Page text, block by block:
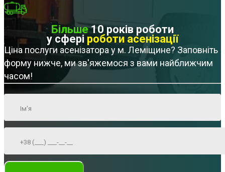
Більше10 років роботи
у сфері роботи асенізації
Ціна послуги асенізатора у м. Леміщине? Заповніть
форму нижче, ми зв'яжемося з вами найближчим
часом!